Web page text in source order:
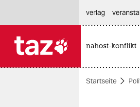
themen
verlag
nahost-konflikt
Startseite